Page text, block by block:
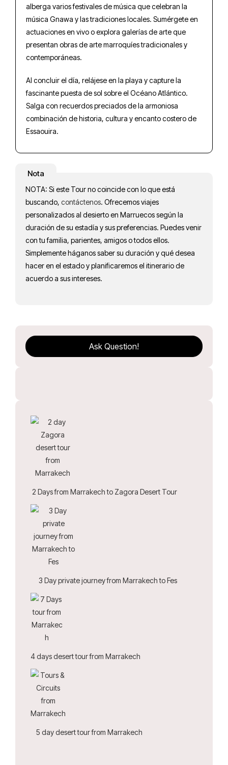
alberga varios festivales de música que celebran la
música Gnawa y las tradiciones locales. Sumérgete en
actuaciones en vivo o explora galerías de arte que
presentan obras de arte marroquíes tradicionales y
contemporáneas.
Al concluir el día, relájese en la playa y capture la
fascinante puesta de sol sobre el Océano Atlántico.
Salga con recuerdos preciados de la armoniosa
combinación de historia, cultura y encanto costero de
Essaouira.
Nota
NOTA: Si este Tour no coincide con lo que está
buscando, contáctenos. Ofrecemos viajes
personalizados al desierto en Marruecos según la
duración de su estadía y sus preferencias. Puedes venir
con tu familia, parientes, amigos o todos ellos.
Simplemente háganos saber su duración y qué desea
hacer en el estado y planificaremos el itinerario de
acuerdo a sus intereses.
Ask Question!
2 Days from Marrakech to Zagora Desert Tour
3 Day private journey from Marrakech to Fes
4 days desert tour from Marrakech
5 day desert tour from Marrakech